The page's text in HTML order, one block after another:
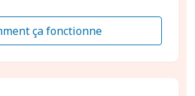
ça fonctionne